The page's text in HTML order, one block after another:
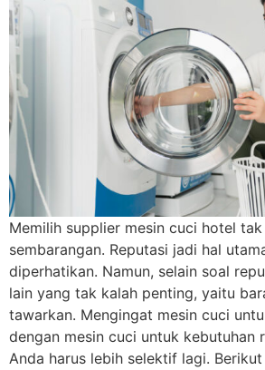
Memilih supplier mesin cuci hotel
sembarangan. Reputasi jadi hal
diperhatikan. Namun, selain soal
lain yang tak kalah penting, yaitu
tawarkan. Mengingat mesin cuci
dengan mesin cuci untuk kebutuhan
Anda harus lebih selektif lagi.